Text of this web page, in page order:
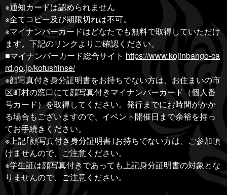
※通知カードは認められません
※全てコピー及び期限切れは不可。
※マイナンバーカードはどなたでも無料で取得していただけ
ます。下記のリンクよりご確認ください。
■マイナンバーカード総合サイト https://www.kojinbango-ca
rd.go.jp/kofushinse/
※顔写真付き身分証明書をお持ちでない方は、お住まいの市
区町村の窓口にて顔写真付きマイナンバーカード（個人番
号カード）を取得してください。発行までにお時間がかか
る場合もございますので、イベント開催日まで余裕を持っ
てお手続きください。
※上記｢顔写真付き身分証明書｣お持ちでない方は、ご参加頂
けませんので、ご注意ください。
※学生証は顔写真付きであっても上記身分証明書の対象とな
りませんので、ご注意ください。